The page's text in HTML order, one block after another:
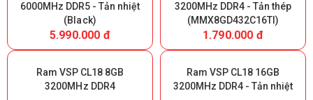
6000MHz DDR5 - Tản nhiệt
(Black)
5.990.000 đ
3200MHz DDR4 - Tản thép
(MMX8GD432C16TI)
1.790.000 đ
Ram VSP CL18 8GB
3200MHz DDR4
Ram VSP CL18 16GB
3200MHz DDR4 - Tản nhiệt